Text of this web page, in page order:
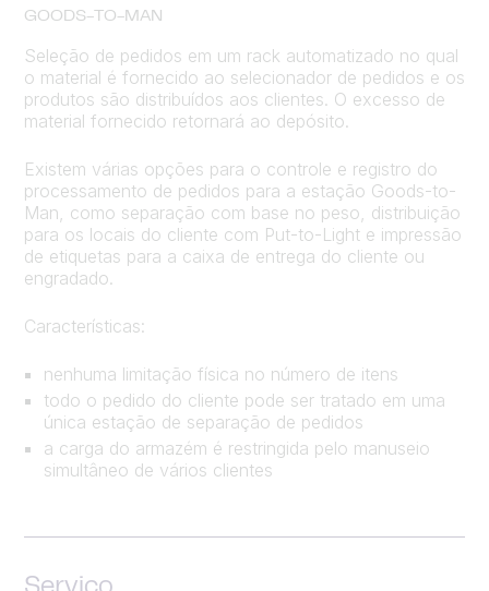
GOODS-TO-MAN
Seleção de pedidos em um rack automatizado no qual
o material é fornecido ao selecionador de pedidos e os
produtos são distribuídos aos clientes. O excesso de
material fornecido retornará ao depósito.
Existem várias opções para o controle e registro do
processamento de pedidos para a estação Goods-to-
Man, como separação com base no peso, distribuição
para os locais do cliente com Put-to-Light e impressão
de etiquetas para a caixa de entrega do cliente ou
engradado.
Características:
nenhuma limitação física no número de itens
todo o pedido do cliente pode ser tratado em uma
única estação de separação de pedidos
a carga do armazém é restringida pelo manuseio
simultâneo de vários clientes